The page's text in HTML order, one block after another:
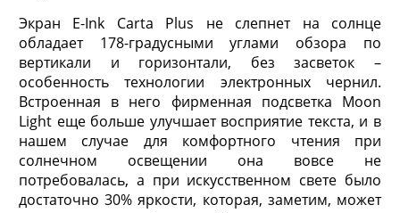
Экран E-Ink Carta Plus не слепнет на солнце
обладает 178-градусными углами обзора по
вертикали и горизонтали, без засветок –
особенность технологии электронных чернил.
Встроенная в него фирменная подсветка Moon
Light еще больше улучшает восприятие текста, и в
нашем случае для комфортного чтения при
солнечном освещении она вовсе не
потребовалась, а при искусственном свете было
достаточно 30% яркости, которая, заметим, может